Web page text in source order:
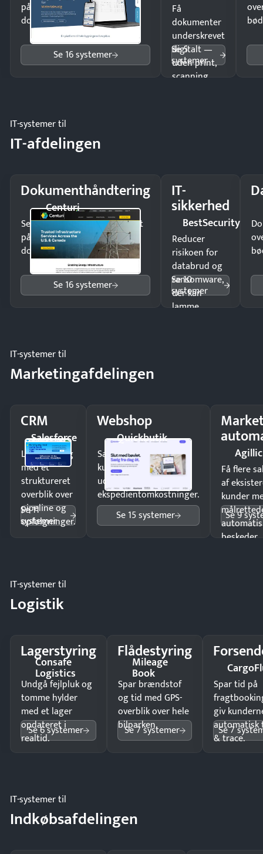
på minutter og mist ingen
dokumenter.
Se 16 systemer
Få
dokumenter
underskrevet
digitalt —
uden print,
scanning
Se 5
systemer
IT-systemer til
IT-afdelingen
Dokumenthåndtering
Centuri
Send kontrakter til underskrift
på minutter og mist ingen
dokumenter.
Se 16 systemer
IT-
sikkerhed
BestSecurity
Reducer
risikoen for
databrud og
ransomware,
der kan
lamme
Se 10
systemer
IT-systemer til
Marketingafdelingen
CRM
Salesforce
Luk flere salg
med et
struktureret
overblik over
pipeline og
opfølgninger.
Se 11
systemer
Webshop
Quickbutik
Sælg produkter 24/7 til
kunder i hele landet
uden
ekspedientomkostninger.
Se 15 systemer
Agillic
Få flere
af
kunder
beskeder.
Se 9
IT-systemer til
Logistik
Lagerstyring
Consafe
Logistics
Undgå fejlpluk og
tomme hylder
med et lager
opdateret i
realtid.
Se 6 systemer
Flådestyring
Mileage
Book
Spar brændstof
og tid med GPS-
overblik over hele
bilparken.
Se 7 systemer
Spar tid på
giv
automatisk
& trace.
Se 7
IT-systemer til
Indkøbsafdelingen